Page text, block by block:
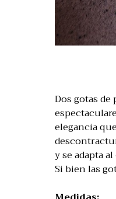
Dos gotas
elegancia
y se adapta
Si bien las